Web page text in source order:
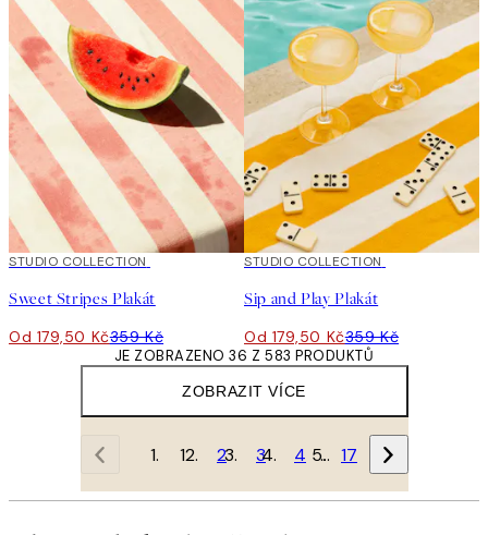
50%*
STUDIO COLLECTION
Sweet Stripes Plakát
Od 179,50 Kč359 Kč
50%*
STUDIO COLLECTION
Sip and Play Plakát
Od 179,50 Kč359 Kč
ZOBRAZIT VÍCE
JE ZOBRAZENO 36 Z 583 PRODUKTŮ
1 2 3 4 … 17